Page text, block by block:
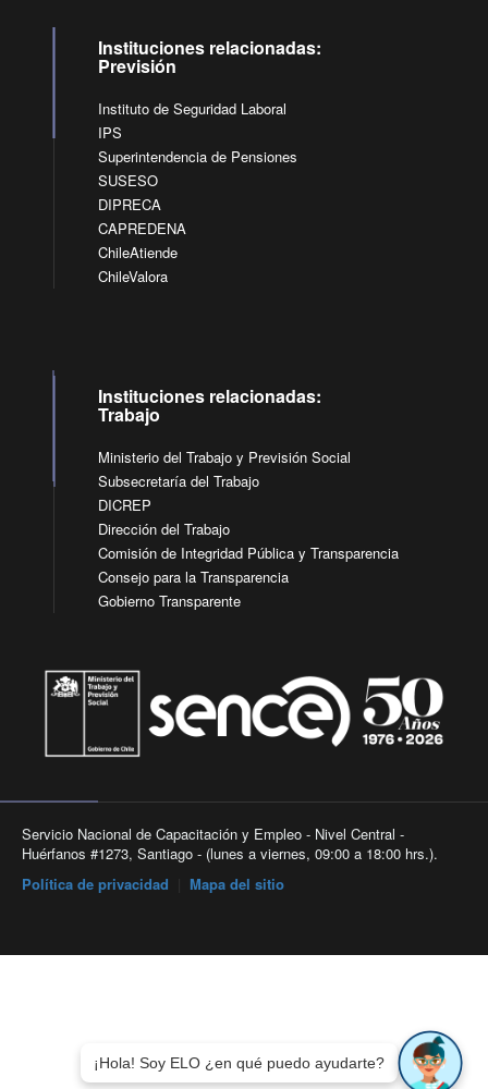
Instituciones relacionadas:
Previsión
Instituto de Seguridad Laboral
IPS
Superintendencia de Pensiones
SUSESO
DIPRECA
CAPREDENA
ChileAtiende
ChileValora
Instituciones relacionadas:
Trabajo
Ministerio del Trabajo y Previsión Social
Subsecretaría del Trabajo
DICREP
Dirección del Trabajo
Comisión de Integridad Pública y Transparencia
Consejo para la Transparencia
Gobierno Transparente
Servicio Nacional de Capacitación y Empleo - Nivel Central -
Huérfanos #1273, Santiago - (lunes a viernes, 09:00 a 18:00 hrs.).
Política de privacidad
Mapa del sitio
¡Hola! Soy ELO ¿en qué puedo ayudarte?